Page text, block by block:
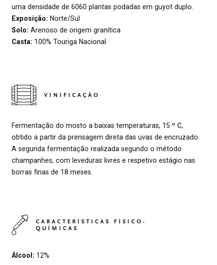
uma densidade de 6060 plantas podadas em guyot duplo.
Exposição: Norte/Sul
Solo: Arenoso de origem granítica
Casta: 100% Touriga Nacional
VINIFICAÇÃO
Fermentação do mosto a baixas temperaturas, 15 º C,
obtido a partir da prensagem direta das uvas de encruzado.
A segunda fermentação realizada segundo o método
champanhes, com leveduras livres e respetivo estágio nas
borras finas de 18 meses.
CARACTERÍSTICAS FÍSICO-
QUÍMICAS
Álcool: 12%